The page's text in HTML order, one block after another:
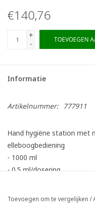
€140,76
+
-
TOEVOEGEN
Informatie
Artikelnummer: 777911
Hand hygiëne station met
elleboogbediening
- 1000 ml
- 0.5 ml/dosering
Toevoegen om te vergelijken /